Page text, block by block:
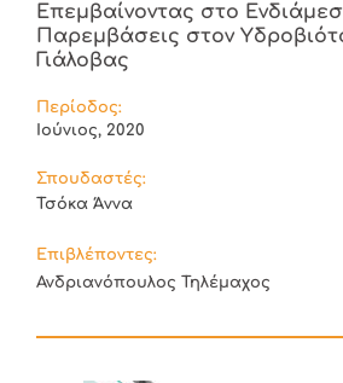
Επεμβαίνοντας στο
Παρεμβάσεις στον
Γιάλοβας
Περίοδος:
Ιούνιος, 2020
Σπουδαστές:
Τσόκα Άννα
Επιβλέποντες:
Ανδριανόπουλος Τηλέμαχος